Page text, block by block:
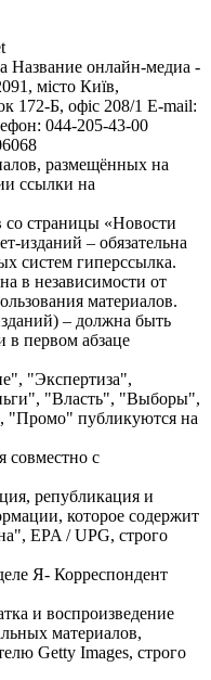
Название онлайн-медиа -
місто Київ,
Б, офіс 208/1 E-mail:
044-205-43-00
размещённых на
ссылки на
страницы «Новости
изданий – обязательна
систем гиперссылка.
в независимости от
материалов.
– должна быть
в первом абзаце
"Экспертиза",
"Власть", "Выборы",
"Промо" публикуются на
совместно с
републикация и
которое содержит
EPA / UPG, строго
Я- Корреспондент
и воспроизведение
материалов,
Getty Images, строго